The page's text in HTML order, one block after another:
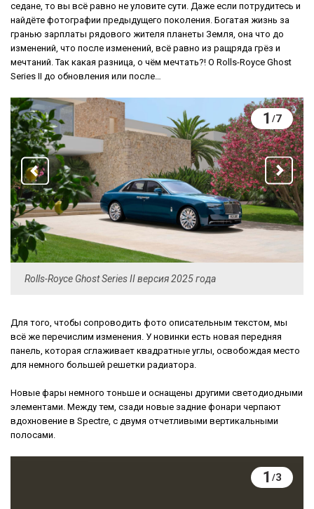
седане, то вы всё равно не уловите сути. Даже если потрудитесь и
найдёте фотографии предыдущего поколения. Богатая жизнь за
гранью зарплаты рядового жителя планеты Земля, она что до
изменений, что после изменений, всё равно из ращряда грёз и
мечтаний. Так какая разница, о чём мечтать?! О Rolls-Royce Ghost
Series II до обновления или после…
1 /7
Rolls-Royce Ghost Series II версия 2025 года
Для того, чтобы сопроводить фото описательным текстом, мы
всё же перечислим изменения. У новинки есть новая передняя
панель, которая сглаживает квадратные углы, освобождая место
для немного большей решетки радиатора.
Новые фары немного тоньше и оснащены другими светодиодными
элементами. Между тем, сзади новые задние фонари черпают
вдохновение в Spectre, с двумя отчетливыми вертикальными
полосами.
1 /3